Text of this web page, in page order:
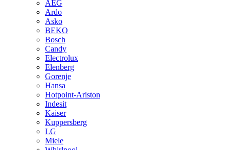
AEG
Ardo
Asko
BEKO
Bosch
Candy
Electrolux
Elenberg
Gorenje
Hansa
Hotpoint-Ariston
Indesit
Kaiser
Kuppersberg
LG
Miele